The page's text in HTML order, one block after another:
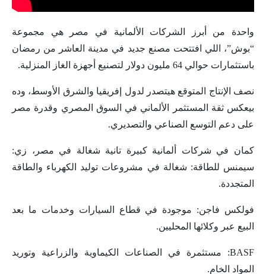
واحدة من أبرز الشركات الألمانية في مصر هي مجموعة
“بوش”، اللي افتتحت مصنع جديد في مدينة العاشر من رمضان
باستثمارات حوالي 64 مليون دولار لتصنيع أجهزة الغاز المنزلية.
نصف الإنتاج المتوقع هيتصدر لدول إفريقيا والشرق الأوسط، وده
بيعكس ثقة المستثمر الألماني في السوق المصري وقدرة مصر
على دعم التوسع الصناعي والتصديري.
كمان في شركات ألمانية كبيرة تانية شغالة في مصر، زي:
سيمنس للطاقة: شغالة في مشروعات توليد الكهرباء والطاقة
المتجددة.
فولكس فاجن: موجودة في قطاع السيارات وخدمات ما بعد
البيع عبر وكلائها المحليين.
BASF: مستثمرة في الصناعات الكيماوية والزراعية وتوريد
المواد الخام.